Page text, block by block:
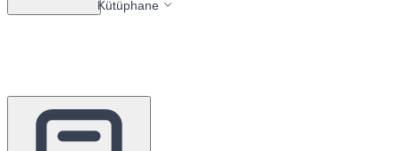
Kütüphane